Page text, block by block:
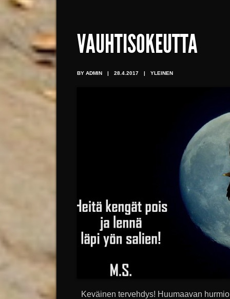
VAUHTISOKEUTTA
BY ADMIN | 28.4.2017 | YLEINEN
Keväinen tervehdys! Huumaavan